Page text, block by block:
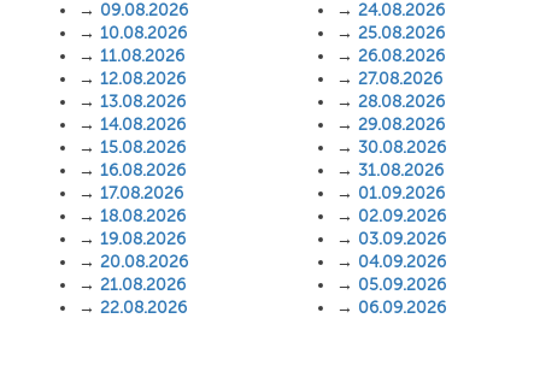
→ 09.08.2026
→ 10.08.2026
→ 11.08.2026
→ 12.08.2026
→ 13.08.2026
→ 14.08.2026
→ 15.08.2026
→ 16.08.2026
→ 17.08.2026
→ 18.08.2026
→ 19.08.2026
→ 20.08.2026
→ 21.08.2026
→ 22.08.2026
→ 24.08.2026
→ 25.08.2026
→ 26.08.2026
→ 27.08.2026
→ 28.08.2026
→ 29.08.2026
→ 30.08.2026
→ 31.08.2026
→ 01.09.2026
→ 02.09.2026
→ 03.09.2026
→ 04.09.2026
→ 05.09.2026
→ 06.09.2026